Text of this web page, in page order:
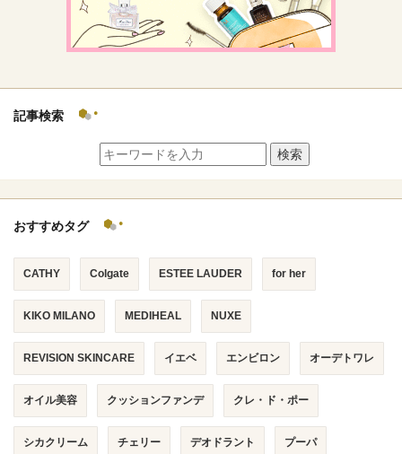
記事検索
検索
おすすめタグ
CATHY Colgate ESTEE LAUDER for her
KIKO MILANO MEDIHEAL NUXE
REVISION SKINCARE イエベ エンビロン オーデトワレ
オイル美容 クッションファンデ クレ・ド・ポー
シカクリーム チェリー デオドラント プーパ